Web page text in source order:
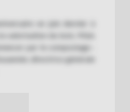
en juin dernier à
valorisation du bois. Mais
par le compostage :
directrice générale